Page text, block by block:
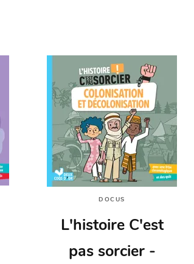
DOCUS
L'histoire C'est
pas sorcier -